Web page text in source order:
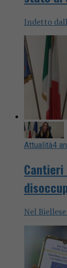
Indetto
Attualità4
Nel